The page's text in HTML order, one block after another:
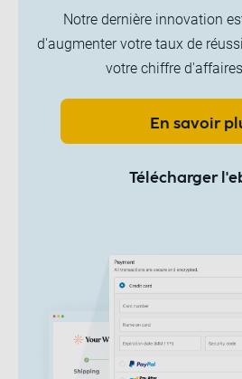
Notre dernière innovation
d'augmenter votre taux de
votre chiffre
En savoir
Télécharger